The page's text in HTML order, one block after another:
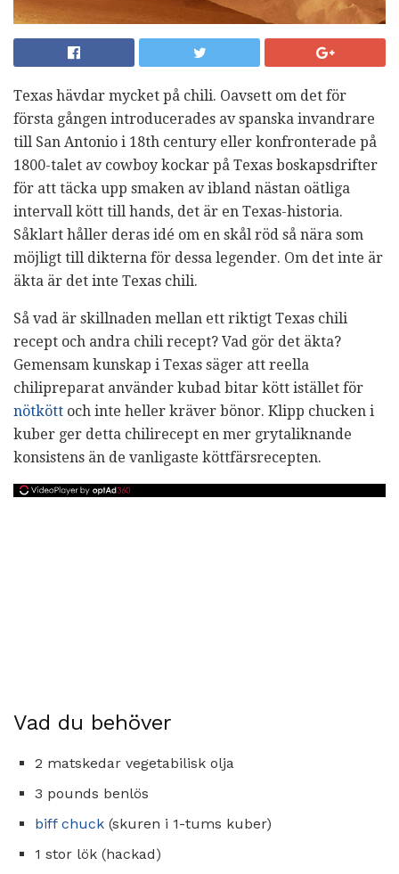
Texas hävdar mycket på chili. Oavsett om det för
första gången introducerades av spanska invandrare
till San Antonio i 18th century eller konfronterade på
1800-talet av cowboy kockar på Texas boskapsdrifter
för att täcka upp smaken av ibland nästan oätliga
intervall kött till hands, det är en Texas-historia.
Såklart håller deras idé om en skål röd så nära som
möjligt till dikterna för dessa legender. Om det inte är
äkta är det inte Texas chili.
Så vad är skillnaden mellan ett riktigt Texas chili
recept och andra chili recept? Vad gör det äkta?
Gemensam kunskap i Texas säger att reella
chilipreparat använder kubad bitar kött istället för
nötkött och inte heller kräver bönor. Klipp chucken i
kuber ger detta chilirecept en mer grytaliknande
konsistens än de vanligaste köttfärsrecepten.
Vad du behöver
2 matskedar vegetabilisk olja
3 pounds benlös
biff chuck (skuren i 1-tums kuber)
1 stor lök (hackad)